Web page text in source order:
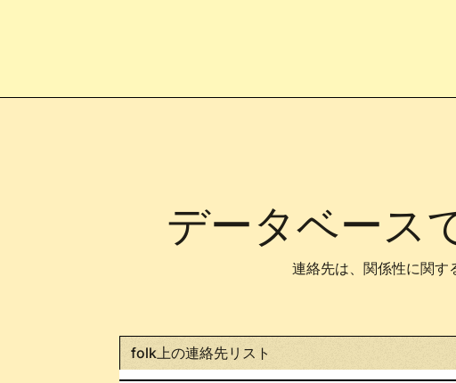
データベース
連絡先は、関係性に関す
folk上の連絡先リスト